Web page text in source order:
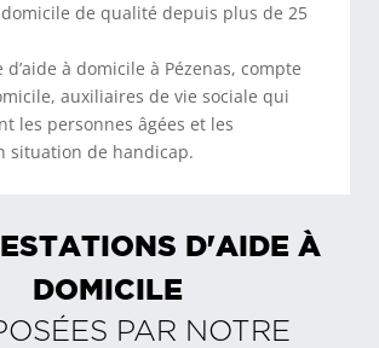
domicile de qualité depuis plus de 25
d’aide à domicile à Pézenas, compte
auxiliaires de vie sociale qui
les personnes âgées et les
situation de handicap.
D'AIDE À
DOMICILE
PAR NOTRE